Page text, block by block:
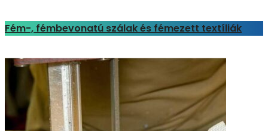
Fém-, fémbevonatú szálak és fémezett textíliák